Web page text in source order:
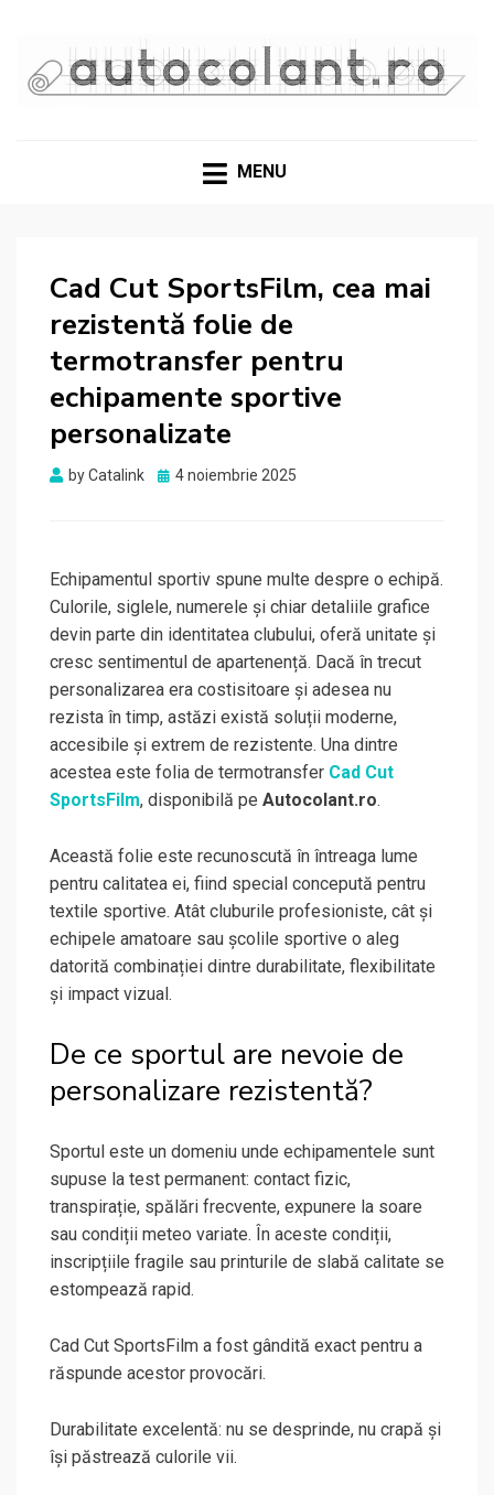
PENTRU FOLIILE
MENU
Cad Cut SportsFilm, cea mai
rezistentă folie de
termotransfer pentru
echipamente sportive
personalizate
byCatalink
Posted
4 noiembrie 2025
Echipamentul sportiv spune multe despre o echipă.
Culorile, siglele, numerele și chiar detaliile grafice
devin parte din identitatea clubului, oferă unitate și
cresc sentimentul de apartenență. Dacă în trecut
personalizarea era costisitoare și adesea nu
rezista în timp, astăzi există soluții moderne,
accesibile și extrem de rezistente. Una dintre
acestea este folia de termotransfer Cad Cut
SportsFilm, disponibilă pe Autocolant.ro.
Această folie este recunoscută în întreaga lume
pentru calitatea ei, fiind special concepută pentru
textile sportive. Atât cluburile profesioniste, cât și
echipele amatoare sau școlile sportive o aleg
datorită combinației dintre durabilitate, flexibilitate
și impact vizual.
De ce sportul are nevoie de
personalizare rezistentă?
Sportul este un domeniu unde echipamentele sunt
supuse la test permanent: contact fizic,
transpirație, spălări frecvente, expunere la soare
sau condiții meteo variate. În aceste condiții,
inscripțiile fragile sau printurile de slabă calitate se
estompează rapid.
Cad Cut SportsFilm a fost gândită exact pentru a
răspunde acestor provocări.
Durabilitate excelentă: nu se desprinde, nu crapă și
își păstrează culorile vii.